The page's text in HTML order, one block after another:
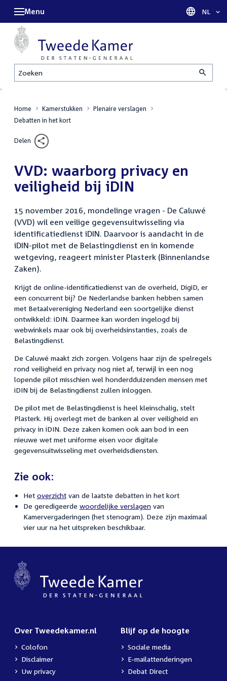
Zoeken
Menu Taal
NL
Home Kamerstukken
Plenaire verslagen
Debatten in het kort
Delen
VVD: waarborg privacy en
veiligheid bij iDIN
15 november 2016, mondelinge vragen - De Caluwé
(VVD) wil een veilige gegevensuitwisseling via
identificatiedienst iDIN. Daarvoor is aandacht in de
iDIN-pilot met de Belastingdienst en in komende
wetgeving, reageert minister Plasterk (Binnenlandse
Zaken).
Krijgt de online-identificatiedienst van de overheid, DigiD, er
een concurrent bij? De Nederlandse banken hebben samen
met Betaalvereniging Nederland een soortgelijke dienst
ontwikkeld: iDIN. Daarmee kan worden ingelogd bij
webwinkels maar ook bij overheidsinstanties, zoals de
Belastingdienst.
De Caluwé maakt zich zorgen. Volgens haar zijn de spelregels
rond veiligheid en privacy nog niet af, terwijl in een nog
lopende pilot misschien wel honderdduizenden mensen met
iDIN bij de Belastingdienst zullen inloggen.
De pilot met de Belastingdienst is heel kleinschalig, stelt
Plasterk. Hij overlegt met de banken al over veiligheid en
privacy in iDIN. Deze zaken komen ook aan bod in een
nieuwe wet met uniforme eisen voor digitale
gegevensuitwisseling met overheidsdiensten.
Zie ook:
Het overzichtvan de laatste debatten in het kort
De geredigeerde woordelijke verslagenvan
Kamervergaderingen (het stenogram). Deze zijn maximaal
vier uur na het uitspreken beschikbaar.
Over Tweedekamer.nl
Colofon
Disclaimer
Uw privacy
Blijf op de hoogte
Sociale media
E-mailattenderingen
Debat Direct